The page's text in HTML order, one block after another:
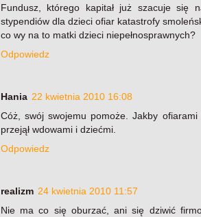
Fundusz, którego kapitał już szacuje się
stypendiów dla dzieci ofiar katastrofy
co wy na to matki dzieci niepełnosprawnych?
Odpowiedz
Hania 22 kwietnia 2010 16:08
Cóż, swój swojemu pomoże. Jakby
przejął wdowami i dziećmi.
Odpowiedz
realizm 24 kwietnia 2010 11:57
Nie ma co się oburzać, ani się dziwić